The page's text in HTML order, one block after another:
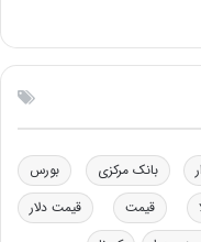
بانک مرکزی
بورس
قیمت
قیمت دلار